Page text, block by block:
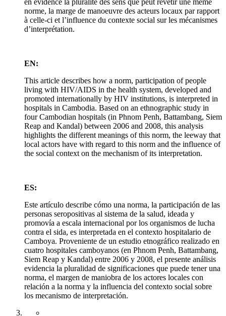
en évidence la pluralité des sens que peut revêtir une même
norme, la marge de manoeuvre des acteurs locaux par rapport
à celle-ci et l’influence du contexte social sur les mécanismes
d’interprétation.
EN:
This article describes how a norm, participation of people
living with HIV/AIDS in the health system, developed and
promoted internationally by HIV institutions, is interpreted in
hospitals in Cambodia. Based on an ethnographic study in
four Cambodian hospitals (in Phnom Penh, Battambang, Siem
Reap and Kandal) between 2006 and 2008, this analysis
highlights the different meanings of this norm, the leeway that
local actors have with regard to this norm and the influence of
the social context on the mechanism of its interpretation.
ES:
Este artículo describe cómo una norma, la participación de las
personas seropositivas al sistema de la salud, ideada y
promovía a escala internacional por los organismos de lucha
contra el sida, es interpretada en el contexto hospitalario de
Camboya. Proveniente de un estudio etnográfico realizado en
cuatro hospitales camboyanos (en Phnom Penh, Battambang,
Siem Reap y Kandal) entre 2006 y 2008, el presente análisis
evidencia la pluralidad de significaciones que puede tener una
norma, el margen de maniobra de los actores locales con
relación a la norma y la influencia del contexto social sobre
los mecanismo de interpretación.